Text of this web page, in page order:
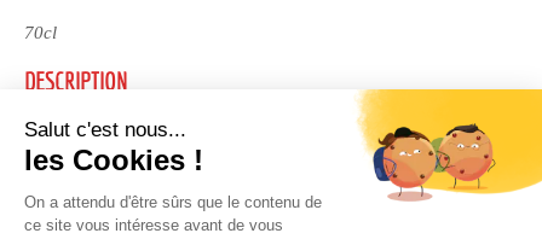
70cl
DESCRIPTION
Sirop aux saveurs gourmandes de melon et de menthe.
A conserver à température ambiante.
DÉGUSTATION